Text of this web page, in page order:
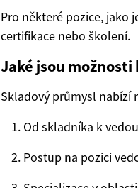
Pro některé pozice, jako
certifikace nebo školení.
Jaké jsou
Skladový průmysl
Od skladníka k
Postup na pozici